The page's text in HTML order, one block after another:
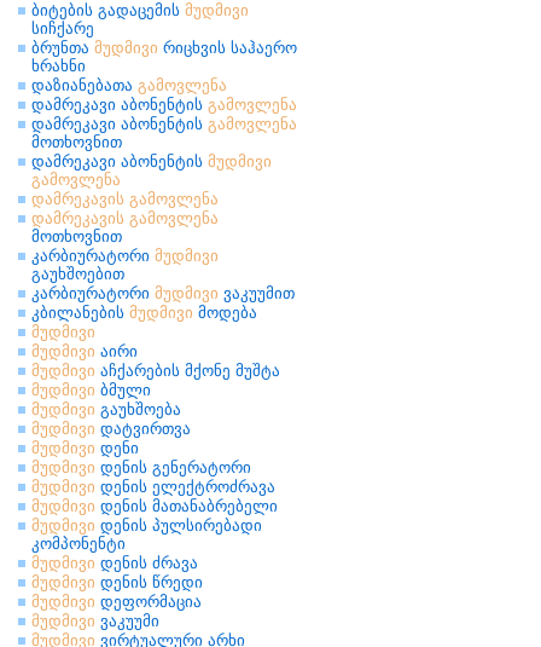
ბიტების გადაცემის მუდმივი
სიჩქარე
ბრუნთა მუდმივი რიცხვის საჰაერო
ხრახნი
დაზიანებათა გამოვლენა
დამრეკავი აბონენტის გამოვლენა
დამრეკავი აბონენტის გამოვლენა
მოთხოვნით
დამრეკავი აბონენტის მუდმივი
გამოვლენა
დამრეკავის გამოვლენა
დამრეკავის გამოვლენა
მოთხოვნით
კარბიურატორი მუდმივი
გაუხშოებით
კარბიურატორი მუდმივი ვაკუუმით
კბილანების მუდმივი მოდება
მუდმივი
მუდმივი აირი
მუდმივი აჩქარების მქონე მუშტა
მუდმივი ბმული
მუდმივი გაუხშოება
მუდმივი დატვირთვა
მუდმივი დენი
მუდმივი დენის გენერატორი
მუდმივი დენის ელექტროძრავა
მუდმივი დენის მათანაბრებელი
მუდმივი დენის პულსირებადი
კომპონენტი
მუდმივი დენის ძრავა
მუდმივი დენის წრედი
მუდმივი დეფორმაცია
მუდმივი ვაკუუმი
მუდმივი ვირტუალური არხი